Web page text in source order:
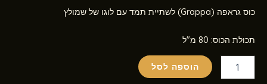
כוס גראפה (Grappa) לשתיית תמד עם לוגו של שמולץ
תכולת הכוס: 80 מ"ל
הוספה לסל